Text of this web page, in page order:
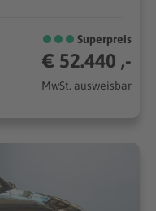
Superpreis
€ 52.440 ,-
MwSt. ausweisbar